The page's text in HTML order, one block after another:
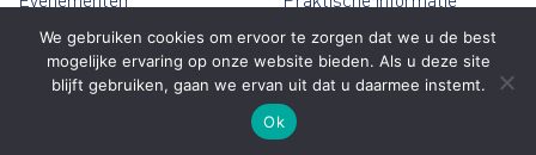
Wandelen & Fietsen
Contact
We gebruiken cookies om ervoor te zorgen dat we u de best
mogelijke ervaring op onze website bieden. Als u deze site
blijft gebruiken, gaan we ervan uit dat u daarmee instemt.
Ok